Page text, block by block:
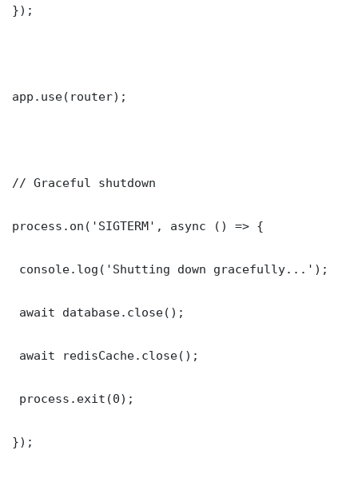
});
app.use(router);
// Graceful shutdown
process.on('SIGTERM', async () => {
console.log('Shutting down gracefully...');
await database.close();
await redisCache.close();
process.exit(0);
});